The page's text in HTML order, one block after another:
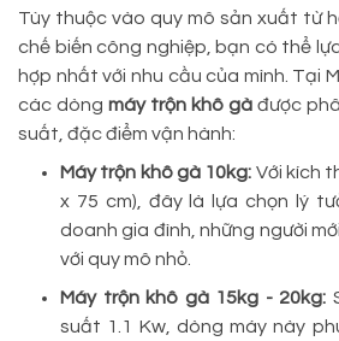
Tùy thuộc vào quy mô sản xuất từ
chế biến công nghiệp, bạn có thể
hợp nhất với nhu cầu của mình. Tại
các dòng máy trộn khô gà được
suất, đặc điểm vận hành:
Máy trộn khô gà 10kg: Với kích
x 75 cm), đây là lựa chọn lý
doanh gia đình, những người
với quy mô nhỏ.
Máy trộn khô gà 15kg - 20kg:
suất 1.1 Kw, dòng máy này